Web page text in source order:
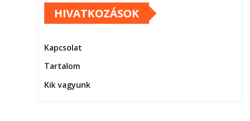
HIVATKOZÁSOK
Kapcsolat
Tartalom
Kik vagyunk